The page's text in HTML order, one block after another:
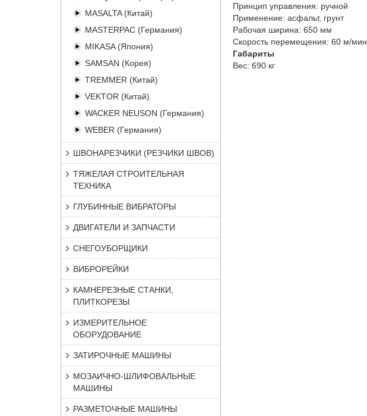
MASALTA (Китай)
MASTERPAC (Германия)
MIKASA (Япония)
SAMSAN (Корея)
TREMMER (Китай)
VEKTOR (Китай)
WACKER NEUSON (Германия)
WEBER (Германия)
ШВОНАРЕЗЧИКИ (РЕЗЧИКИ ШВОВ)
ТЯЖЕЛАЯ СТРОИТЕЛЬНАЯ
ТЕХНИКА
ГЛУБИННЫЕ ВИБРАТОРЫ
ДВИГАТЕЛИ И ЗАПЧАСТИ
СНЕГОУБОРЩИКИ
ВИБРОРЕЙКИ
КАМНЕРЕЗНЫЕ СТАНКИ,
ПЛИТКОРЕЗЫ
ИЗМЕРИТЕЛЬНОЕ
ОБОРУДОВАНИЕ
ЗАТИРОЧНЫЕ МАШИНЫ
МОЗАИЧНО-ШЛИФОВАЛЬНЫЕ
МАШИНЫ
РАЗМЕТОЧНЫЕ МАШИНЫ
Принцип управления: ручной
Применение: асфальт, грунт
Рабочая ширина: 650 мм
Скорость перемещения: 60 м/мин
Габариты
Вес: 690 кг